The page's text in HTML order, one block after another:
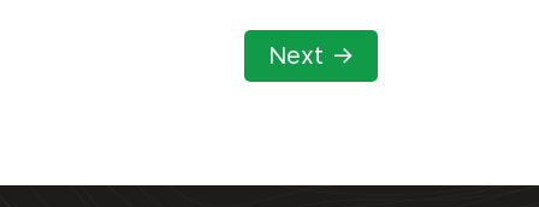
Next →